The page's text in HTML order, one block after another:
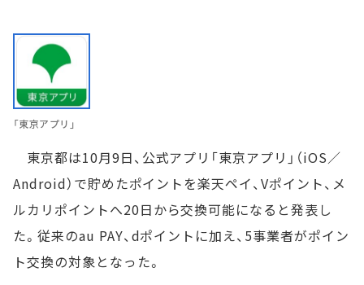
「東京アプリ」
東京都は10月9日、公式アプリ「東京アプリ」（iOS／
Android）で貯めたポイントを楽天ペイ、Vポイント、メ
ルカリポイントへ20日から交換可能になると発表し
た。従来のau PAY、dポイントに加え、5事業者がポイン
ト交換の対象となった。